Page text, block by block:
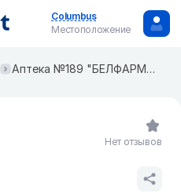
Columbus
Местоположение
Аптека №189 "БЕЛФАРМАЦИЯ"
Нет отзывов